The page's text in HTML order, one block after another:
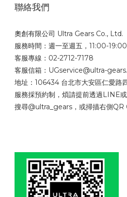
聯絡我們
奧創有限公司 Ultra Gears Co., Ltd.
服務時間：週一至週五，11:00-19:00
客服專線：02-2712-7178
客服信箱：UGservice@ultra-
地址：106434 台北市大安區仁愛路
服務採預約制，煩請提前透過LINE或
搜尋@ultra_gears，或掃描右側QR